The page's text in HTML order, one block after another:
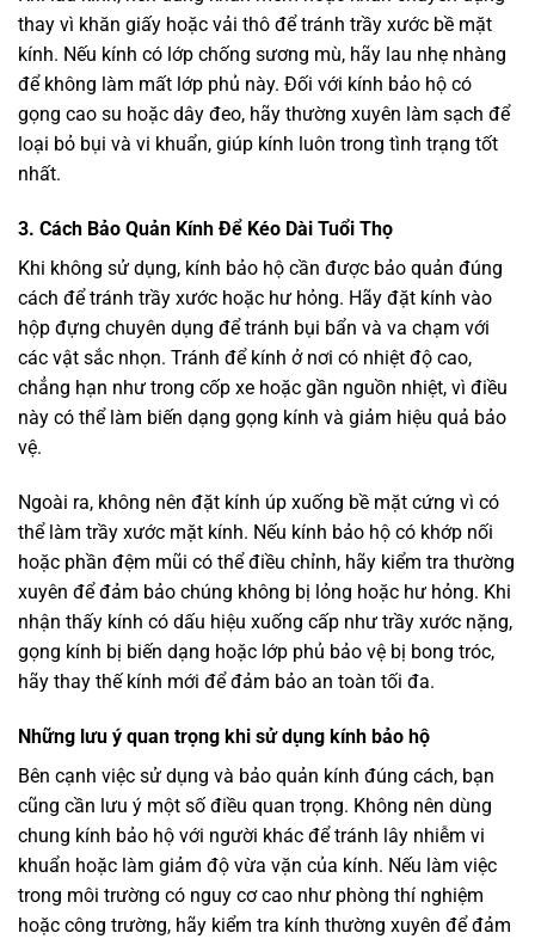
thay vì khăn giấy hoặc vải thô để tránh trầy xước bề mặt
kính. Nếu kính có lớp chống sương mù, hãy lau nhẹ nhàng
để không làm mất lớp phủ này. Đối với kính bảo hộ có
gọng cao su hoặc dây đeo, hãy thường xuyên làm sạch để
loại bỏ bụi và vi khuẩn, giúp kính luôn trong tình trạng tốt
nhất.
3. Cách Bảo Quản Kính Để Kéo Dài Tuổi Thọ
Khi không sử dụng, kính bảo hộ cần được bảo quản đúng
cách để tránh trầy xước hoặc hư hỏng. Hãy đặt kính vào
hộp đựng chuyên dụng để tránh bụi bẩn và va chạm với
các vật sắc nhọn. Tránh để kính ở nơi có nhiệt độ cao,
chẳng hạn như trong cốp xe hoặc gần nguồn nhiệt, vì điều
này có thể làm biến dạng gọng kính và giảm hiệu quả bảo
vệ.
Ngoài ra, không nên đặt kính úp xuống bề mặt cứng vì có
thể làm trầy xước mặt kính. Nếu kính bảo hộ có khớp nối
hoặc phần đệm mũi có thể điều chỉnh, hãy kiểm tra thường
xuyên để đảm bảo chúng không bị lỏng hoặc hư hỏng. Khi
nhận thấy kính có dấu hiệu xuống cấp như trầy xước nặng,
gọng kính bị biến dạng hoặc lớp phủ bảo vệ bị bong tróc,
hãy thay thế kính mới để đảm bảo an toàn tối đa.
Những lưu ý quan trọng khi sử dụng kính bảo hộ
Bên cạnh việc sử dụng và bảo quản kính đúng cách, bạn
cũng cần lưu ý một số điều quan trọng. Không nên dùng
chung kính bảo hộ với người khác để tránh lây nhiễm vi
khuẩn hoặc làm giảm độ vừa vặn của kính. Nếu làm việc
trong môi trường có nguy cơ cao như phòng thí nghiệm
hoặc công trường, hãy kiểm tra kính thường xuyên để đảm